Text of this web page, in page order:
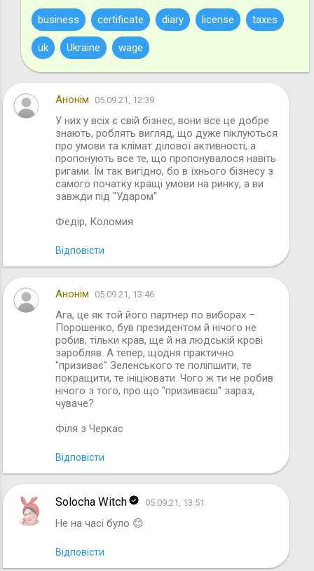
business certificate diary license taxes
uk Ukraine wage
Анонім 05.09.21, 12:39
У них у всіх є свій бізнес, вони все це добре
знають, роблять вигляд, що дуже піклуються
про умови та клімат ділової активності, а
пропонують все те, що пропонувалося навіть
ригами. Їм так вигідно, бо в їхнього бізнесу з
самого початку кращі умови на ринку, а ви
завжди під "Ударом"
Федір, Коломия
Відповісти
Анонім 05.09.21, 13:46
Ага, це як той його партнер по виборах –
Порошенко, був президентом й нічого не
робив, тільки крав, ще й на людській крові
заробляв. А тепер, щодня практично
"призиває" Зеленського те поліпшити, те
покращити, те ініціювати. Чого ж ти не робив
нічого з того, про що "призиваєш" зараз,
чуваче?
Філя з Черкас
Відповісти
Solocha Witch 05.09.21, 13:51
Не на часі було 😊
Відповісти